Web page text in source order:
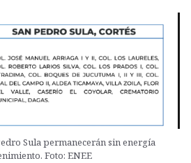
Sula permanecerán sin energía
Foto: ENEE